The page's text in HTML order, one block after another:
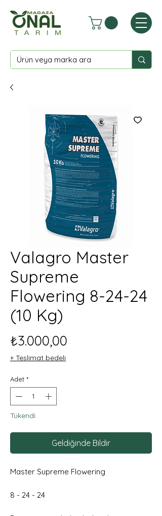
Valagro Master
Supreme
Flowering 8-24-24
(10 Kg)
₺3.000,00
+ Teslimat bedeli
Adet *
Tükendi
Geldiğinde Bildir
Master Supreme Flowering
8 - 24 - 24